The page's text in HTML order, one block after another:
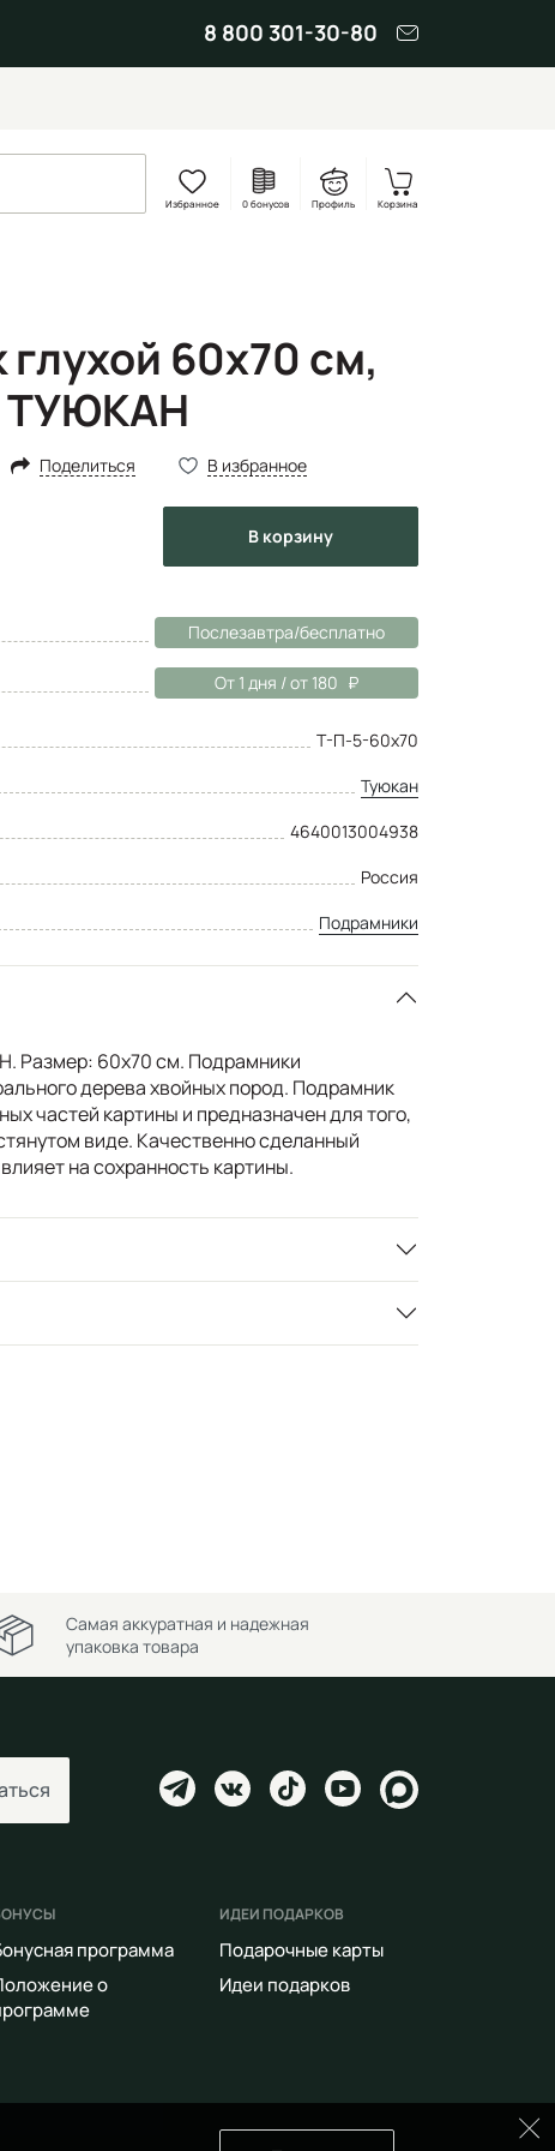
8 800 301-30-80
Избранное 0 бонусов Профиль Корзина
60x70 см,
ТУЮКАН
Поделиться В избранное
в корзину
Послезавтра/бесплатно
От 1 дня / от 180
Т-П-5-60х70
Туюкан
4640013004938
Россия
Подрамники
Размер: 60x70 см. Подрамники
дерева хвойных пород. Подрамник
частей картины и предназначен для того,
виде. Качественно сделанный
на сохранность картины.
Самая аккуратная и надежная
упаковка товара
программа
о
ИДЕИ ПОДАРКОВ
Подарочные карты
Идеи подарков